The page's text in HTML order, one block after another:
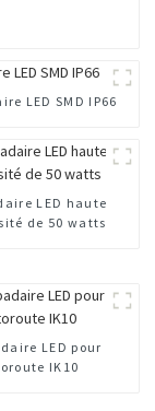
LED SMD IP66
LED haute
de 50 watts
LED pour
IK10